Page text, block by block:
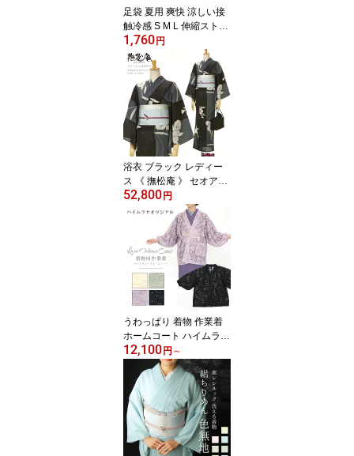
足袋 夏用 爽快 涼しい接
触冷感 S M L 伸縮ストレ
ッチ 単衣 夏の着物や浴
衣に 色足袋 口ゴム ハイ
ムラヤのベンクール足袋
〔S〜L〕【メール便O
K】【MT】
1,760 円
浴衣 ブラック レディー
ス 《 撫松庵 》 セオアル
ファ 洗える 単品 お仕立
て上がり 東レ あやめ縞
（クロ）【KK】
52,800 円
うわっぱり 着物 作業着
ホームコート ハイムラヤ
オリジナル 簡単水屋着
フラワーレース ゴールド
ラメ 単衣仕立て （選べ
る4色）
12,100 円 ～